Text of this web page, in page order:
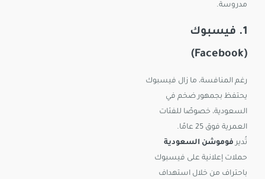
مدروسة.
1. فيسبوك
(Facebook)
رغم المنافسة، ما زال فيسبوك
يحتفظ بجمهور ضخم في
السعودية، خصوصًا للفئات
العمرية فوق 25 عامًا.
تُديرفوموشن السعودية
حملات إعلانية على فيسبوك
باحتراف من خلال استهداف